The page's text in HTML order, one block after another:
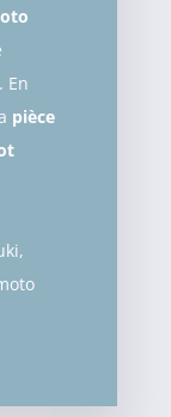
En
pièce